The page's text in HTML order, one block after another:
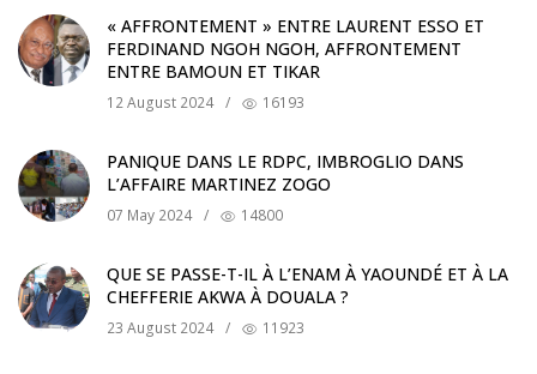
« AFFRONTEMENT » ENTRE LAURENT ESSO ET
FERDINAND NGOH NGOH, AFFRONTEMENT
ENTRE BAMOUN ET TIKAR
12 August 2024 / 16193
PANIQUE DANS LE RDPC, IMBROGLIO DANS
L’AFFAIRE MARTINEZ ZOGO
07 May 2024 / 14800
QUE SE PASSE-T-IL À L’ENAM À YAOUNDÉ ET À LA
CHEFFERIE AKWA À DOUALA ?
23 August 2024 / 11923